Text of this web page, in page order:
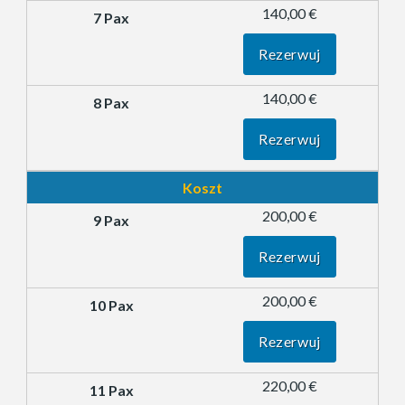
140,00 €
Rezerwuj
140,00 €
Rezerwuj
Koszt
200,00 €
Rezerwuj
200,00 €
Rezerwuj
220,00 €